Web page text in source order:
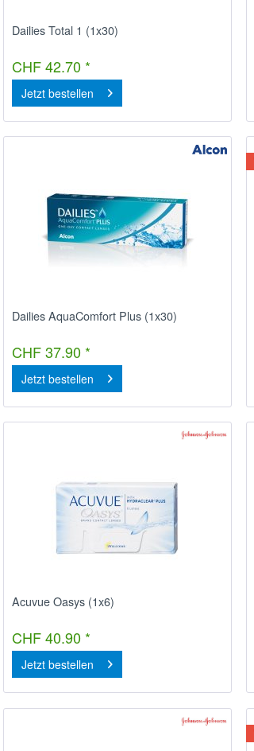
Dailies Total 1 (1x30)
CHF 42.70 *
Jetzt bestellen
Dailies AquaComfort Plus (1x30)
CHF 37.90 *
Jetzt bestellen
Acuvue Oasys (1x6)
CHF 40.90 *
Jetzt bestellen